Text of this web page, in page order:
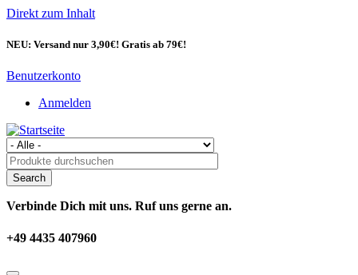
Direkt zum Inhalt
NEU: Versand nur 3,90€! Gratis ab 79€!
Benutzerkonto
Anmelden
Verbinde Dich mit uns. Ruf uns gerne an.
+49 4435 407960